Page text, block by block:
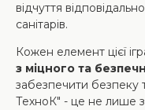
відчуття
санітарів.
Кожен елемент цієї
з міцного та
забезпечити безпеку
ТехноК" - це не лише